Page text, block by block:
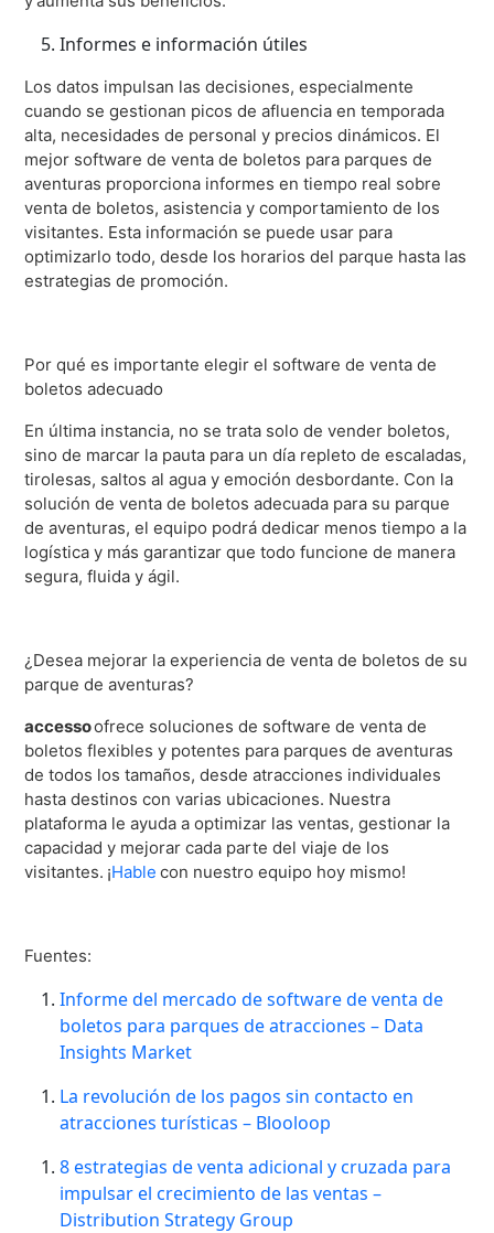
Informes e información útiles
Los datos impulsan las decisiones, especialmente
cuando se gestionan picos de afluencia en temporada
alta, necesidades de personal y precios dinámicos. El
mejor software de venta de boletos para parques de
aventuras proporciona informes en tiempo real sobre
venta de boletos, asistencia y comportamiento de los
visitantes. Esta información se puede usar para
optimizarlo todo, desde los horarios del parque hasta las
estrategias de promoción.
Por qué es importante elegir el software de venta de
boletos adecuado
En última instancia, no se trata solo de vender boletos,
sino de marcar la pauta para un día repleto de escaladas,
tirolesas, saltos al agua y emoción desbordante. Con la
solución de venta de boletos adecuada para su parque
de aventuras, el equipo podrá dedicar menos tiempo a la
logística y más garantizar que todo funcione de manera
segura, fluida y ágil.
¿Desea mejorar la experiencia de venta de boletos de su
parque de aventuras?
accessoofrece soluciones de software de venta de
boletos flexibles y potentes para parques de aventuras
de todos los tamaños, desde atracciones individuales
hasta destinos con varias ubicaciones. Nuestra
plataforma le ayuda a optimizar las ventas, gestionar la
capacidad y mejorar cada parte del viaje de los
visitantes. ¡Hable con nuestro equipo hoy mismo!
Fuentes:
Informe del mercado de software de venta de
boletos para parques de atracciones – Data
Insights Market
La revolución de los pagos sin contacto en
atracciones turísticas – Blooloop
8 estrategias de venta adicional y cruzada para
impulsar el crecimiento de las ventas –
Distribution Strategy Group